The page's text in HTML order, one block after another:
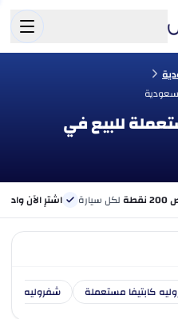
للبيع في
لكل سيارة اشترِ الآن
كابتيفا مستعملة شفروليه